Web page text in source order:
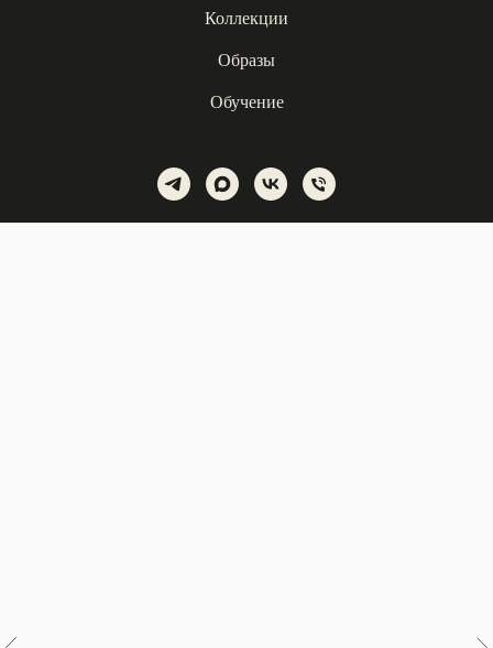
Коллекции
Образы
Обучение